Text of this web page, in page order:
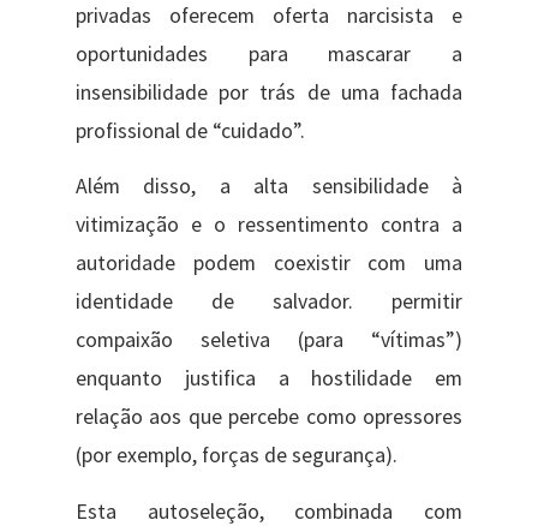
privadas oferecem oferta narcisista e
oportunidades para mascarar a
insensibilidade por trás de uma fachada
profissional de “cuidado”.
Além disso, a alta sensibilidade à
vitimização e o ressentimento contra a
autoridade podem coexistir com uma
identidade de salvador. permitir
compaixão seletiva (para “vítimas”)
enquanto justifica a hostilidade em
relação aos que percebe como opressores
(por exemplo, forças de segurança).
Esta autoseleção, combinada com